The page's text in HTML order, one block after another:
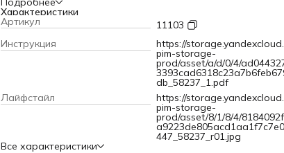
амортизирующими свойствами оптимален для работы с
чувствительными к давлению материалами. Инструмент
характеризуется высокой прочностью и стойкостью к
агрессивному воздействию, подходит для
использования.ПреимуществаБезопасная работа со
материалами — часть бойка из белой резины не
следов.Надежность — фибергласовая рукоятка не
деформируется даже при интенсивной
эксплуатации.Комфортная эксплуатация — фибергласовая
обрезиненная рукоятка гасит вибрации от удара и не
выскальзывает из ладони.
Характеристики
Артикул
11103
Инструкция
https://
pim-storage-
prod/asset/a/d/0/4/
db_58237_1.pdf
Лайфстайл
https://
pim-storage-
prod/asset/8/1/8/4/
447_58237_r01.jpg
Все характеристики